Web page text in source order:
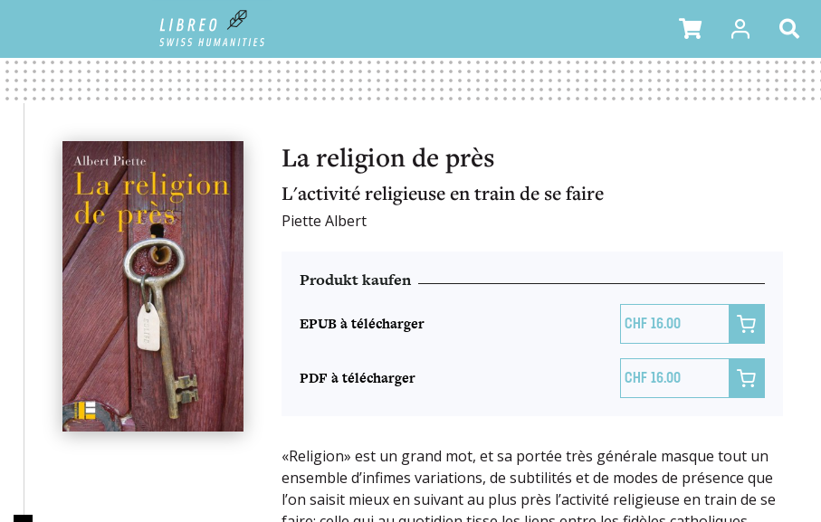
La religion de près
L'activité religieuse en train de se faire
Piette Albert
Produkt kaufen
EPUB à télécharger 16.00 
PDF à télécharger 16.00 
«Religion» est un grand mot, et sa portée très générale masque tout un
ensemble d’infimes variations, de subtilités et de modes de présence que
l’on saisit mieux en suivant au plus près l’activité religieuse en train de se